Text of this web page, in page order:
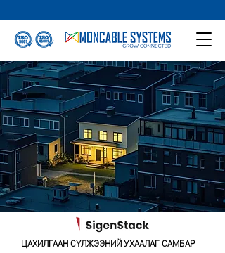
ЦАХИЛГААН СҮЛЖЭЭНИЙ УХААЛАГ САМБАР